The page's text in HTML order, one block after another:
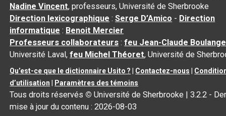
Nadine Vincent, professeurs, Université de Sherbrooke
Direction lexicographique :Serge D’Amico - Direction
informatique : Benoit Mercier
Professeurs collaborateurs :feu Jean-Claude
Université Laval,feu Michel Théoret, Université de
Qu’est-ce que le dictionnaire Usito ? Contactez-nous
d’utilisation
Paramètres des témoins
Tous droits réservés © Université de Sherbrooke |3.2.2 -
mise à jour du contenu :2026-08-03